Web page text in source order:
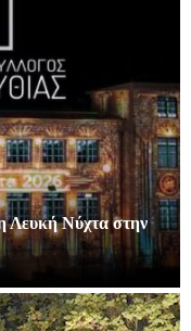
Λευκή Νύχτα στην